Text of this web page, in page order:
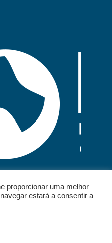
proporcionar uma melhor
estará a consentir a